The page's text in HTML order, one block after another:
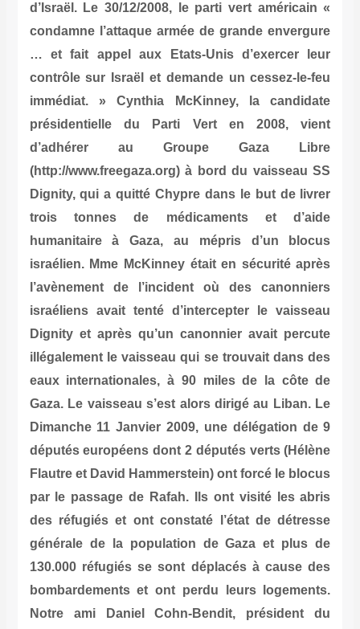
d’Israël. Le 30/12/2008, le parti vert américain «
condamne l’attaque armée de grande envergure
… et fait appel aux Etats-Unis d’exercer leur
contrôle sur Israël et demande un cessez-le-feu
immédiat. » Cynthia McKinney, la candidate
présidentielle du Parti Vert en 2008, vient
d’adhérer au Groupe Gaza Libre
(http://www.freegaza.org) à bord du vaisseau SS
Dignity, qui a quitté Chypre dans le but de livrer
trois tonnes de médicaments et d’aide
humanitaire à Gaza, au mépris d’un blocus
israélien. Mme McKinney était en sécurité après
l’avènement de l’incident où des canonniers
israéliens avait tenté d’intercepter le vaisseau
Dignity et après qu’un canonnier avait percute
illégalement le vaisseau qui se trouvait dans des
eaux internationales, à 90 miles de la côte de
Gaza. Le vaisseau s’est alors dirigé au Liban. Le
Dimanche 11 Janvier 2009, une délégation de 9
députés européens dont 2 députés verts (Hélène
Flautre et David Hammerstein) ont forcé le blocus
par le passage de Rafah. Ils ont visité les abris
des réfugiés et ont constaté l’état de détresse
générale de la population de Gaza et plus de
130.000 réfugiés se sont déplacés à cause des
bombardements et ont perdu leurs logements.
Notre ami Daniel Cohn-Bendit, président du